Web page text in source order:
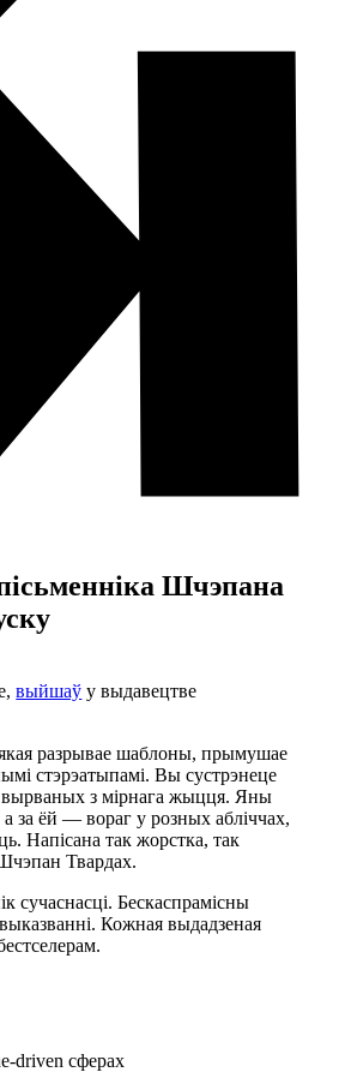
Шчэпана
выйшаў у выдавецтве
якая разрывае шаблоны, прымушае
стэрэатыпамі. Вы сустрэнеце
вырваных з мірнага жыцця. Яны
за ёй — вораг у розных абліччах,
Напісана так жорстка, так
Шчэпан Твардах.
сучаснасці. Бескаспрамісны
Кожная выдадзеная
driven сферах